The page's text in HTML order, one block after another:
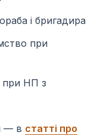
і бригадира
при
при НП з
— в статті про